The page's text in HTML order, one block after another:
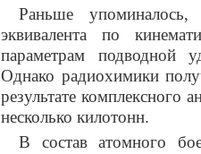
Раньше упоминалось,
эквивалента по
параметрам подводной
Однако радиохимики
результате комплексного
несколько килотонн.
В состав атомного